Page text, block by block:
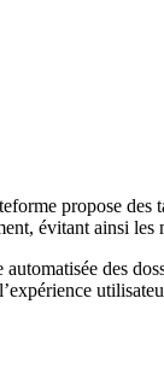
propose
évitant ainsi les
des